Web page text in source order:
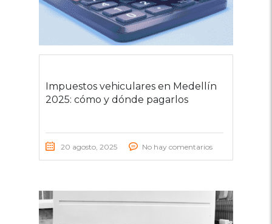
Impuestos vehiculares en Medellín
2025: cómo y dónde pagarlos
20 agosto, 2025 No hay comentarios